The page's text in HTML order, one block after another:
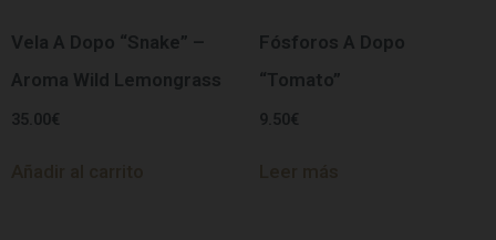
Vela A Dopo “Snake” –
Aroma Wild Lemongrass
35.00€
Fósforos A Dopo
“Tomato”
9.50€